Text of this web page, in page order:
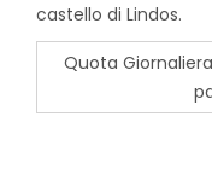
castello di Lindos.
Quota